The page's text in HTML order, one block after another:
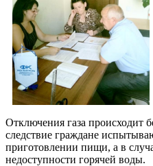
Отключения газа происходит
следствие граждане
приготовлении пищи, а в
недоступности горячей воды.